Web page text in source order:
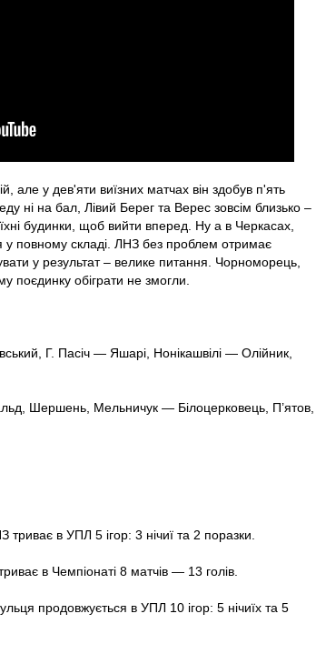
на лівому фланзі атаки.
фланг штрафного з офсайду на Момо, після чого
у руку Муравському. А пенальті?
штрафного на ближній блокував Паламарчук.
Путрі полетів над воротами.
але у дев'яти виїзних матчах він здобув п'ять
ні на бал, Лівий Берег та Верес зовсім близько –
будинки, щоб вийти вперед. Ну а в Черкасах,
у повному складі. ЛНЗ без проблем отримає
у результат – велике питання. Чорноморець,
обіграти не змогли.
Г. Пасіч — Яшарі, Нонікашвілі — Олійник,
Шершень, Мельничук — Білоцерковець, П’ятов,
в УПЛ 5 ігор: 3 нічиї та 2 поразки.
в Чемпіонаті 8 матчів — 13 голів.
продовжується в УПЛ 10 ігор: 5 нічиїх та 5